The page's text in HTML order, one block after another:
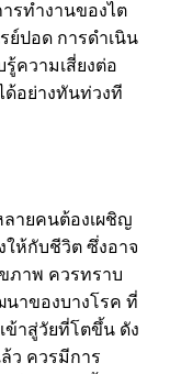
รทำงานของไต
ย์ปอด การดำเนิน
ความเสี่ยงต่อ
ด้อย่างทันท่วงที
ายคนต้องเผชิญ
ห้กับชีวิต ซึ่งอาจ
ภาพ ควรทราบ
นาของบางโรค ที่
ข้าสู่วัยที่โตขึ้น ดัง
ว ควรมีการ